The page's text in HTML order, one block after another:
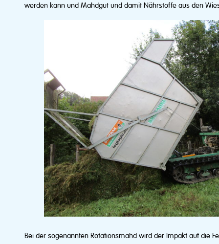
werden kann und Mahdgut und damit Nährstoffe aus den
Bei der sogenannten Rotationsmahd wird der Impakt auf die